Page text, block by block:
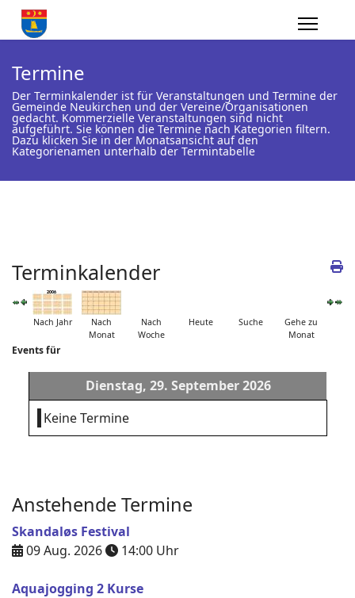
Termine
Der Terminkalender ist für Veranstaltungen und Termine der
Gemeinde Neukirchen und der Vereine/Organisationen
gedacht. Kommerzielle Veranstaltungen sind nicht
aufgeführt. Sie können die Termine nach Kategorien filtern.
Dazu klicken Sie in der Monatsansicht auf den
Kategorienamen unterhalb der Termintabelle
Terminkalender
Nach Jahr
Nach
Monat
Nach
Woche
Heute Suche
Gehe zu
Monat
Events für
Dienstag, 29. September 2026
Keine Termine
Anstehende Termine
Skandaløs Festival
09 Aug. 2026
14:00 Uhr
Aquajogging 2 Kurse